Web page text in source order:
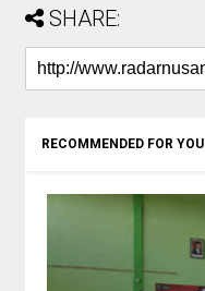
SHARE:
RECOMMENDED FOR YOU